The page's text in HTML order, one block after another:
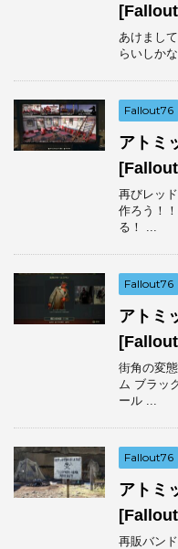
あけまし
らいしか
Fallout76
アトミ
再びレッ
作ろう！
る！ ...
Fallout76
アトミ
街角の変
ム ブラッ
ール ...
Fallout76
アトミ
再販バン